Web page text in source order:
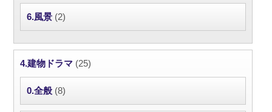
6.風景 (2)
4.建物ドラマ (25)
0.全般 (8)